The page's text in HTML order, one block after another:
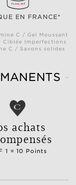
EN FRANCE*
C / Gel Moussant
Ciblée Imperfections
C / Savons solides
achats
1 = 10 Points